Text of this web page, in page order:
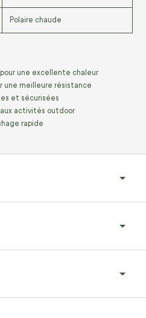
Polaire chaude
pour une excellente chaleur
une meilleure résistance
et sécurisées
activités outdoor
rapide